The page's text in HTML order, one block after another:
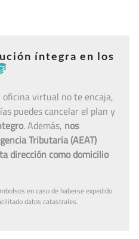
íntegra en los
virtual no te encaja,
puedes cancelar el plan y
. Además, nos
Tributaria (AEAT)
dirección como domicilio
en caso de haberse expedido
datos catastrales.